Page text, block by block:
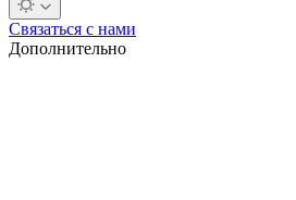
Связаться с нами
Дополнительно